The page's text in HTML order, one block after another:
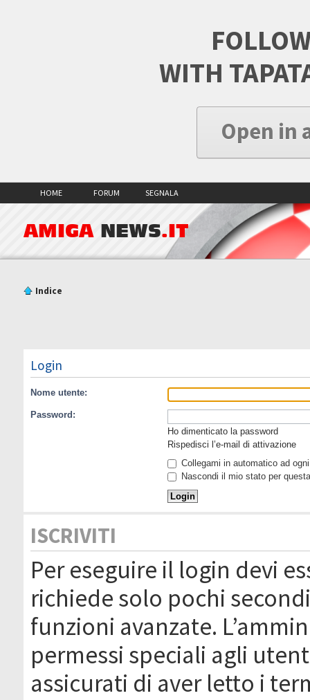
WITH
Open in
HOME FORUM SEGNALA
AMIGA NEWS.IT
Indice
Login
Nome utente:
Password:
Ho dimenticato la password
Rispedisci l’e-mail di attivazione
Collegami in automatico ad
Nascondi il mio stato per
ISCRIVITI
Per eseguire il login devi
richiede solo pochi
funzioni avanzate.
permessi speciali agli
assicurati di aver letto i